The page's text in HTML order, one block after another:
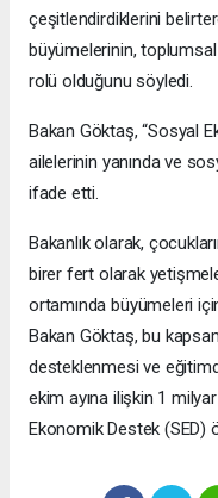
çeşitlendirdiklerini
büyümelerinin,
rolü olduğunu söyledi.
Bakan Göktaş, “Sosyal
ailelerinin yanında ve
ifade etti.
Bakanlık olarak,
birer fert olarak
ortamında büyümeleri
Bakan Göktaş, bu
desteklenmesi ve
ekim ayına ilişkin 1
Ekonomik Destek (SED)